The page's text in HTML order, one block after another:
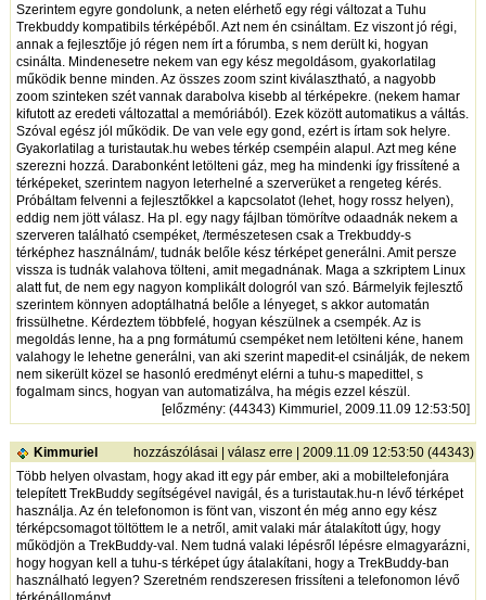
Szerintem egyre gondolunk, a neten elérhető egy régi változat a Tuhu
Trekbuddy kompatibils térképéből. Azt nem én csináltam. Ez viszont jó régi,
annak a fejlesztője jó régen nem írt a fórumba, s nem derült ki, hogyan
csinálta. Mindenesetre nekem van egy kész megoldásom, gyakorlatilag
működik benne minden. Az összes zoom szint kiválasztható, a nagyobb
zoom szinteken szét vannak darabolva kisebb al térképekre. (nekem hamar
kifutott az eredeti változattal a memóriából). Ezek között automatikus a váltás.
Szóval egész jól működik. De van vele egy gond, ezért is írtam sok helyre.
Gyakorlatilag a turistautak.hu webes térkép csempéin alapul. Azt meg kéne
szerezni hozzá. Darabonként letölteni gáz, meg ha mindenki így frissítené a
térképeket, szerintem nagyon leterhelné a szerverüket a rengeteg kérés.
Próbáltam felvenni a fejlesztőkkel a kapcsolatot (lehet, hogy rossz helyen),
eddig nem jött válasz. Ha pl. egy nagy fájlban tömörítve odaadnák nekem a
szerveren található csempéket, /természetesen csak a Trekbuddy-s
térképhez használnám/, tudnák belőle kész térképet generálni. Amit persze
vissza is tudnák valahova tölteni, amit megadnának. Maga a szkriptem Linux
alatt fut, de nem egy nagyon komplikált dologról van szó. Bármelyik fejlesztő
szerintem könnyen adoptálhatná belőle a lényeget, s akkor automatán
frissülhetne. Kérdeztem többfelé, hogyan készülnek a csempék. Az is
megoldás lenne, ha a png formátumú csempéket nem letölteni kéne, hanem
valahogy le lehetne generálni, van aki szerint mapedit-el csinálják, de nekem
nem sikerült közel se hasonló eredményt elérni a tuhu-s mapedittel, s
fogalmam sincs, hogyan van automatizálva, ha mégis ezzel készül.
[előzmény: (44343) Kimmuriel, 2009.11.09 12:53:50]
Kimmuriel hozzászólásai | válasz erre | 2009.11.09 12:53:50 (44343)
Több helyen olvastam, hogy akad itt egy pár ember, aki a mobiltelefonjára
telepített TrekBuddy segítségével navigál, és a turistautak.hu-n lévő térképet
használja. Az én telefonomon is fönt van, viszont én még anno egy kész
térképcsomagot töltöttem le a netről, amit valaki már átalakított úgy, hogy
működjön a TrekBuddy-val. Nem tudná valaki lépésről lépésre elmagyarázni,
hogy hogyan kell a tuhu-s térképet úgy átalakítani, hogy a TrekBuddy-ban
használható legyen? Szeretném rendszeresen frissíteni a telefonomon lévő